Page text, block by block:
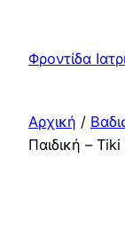
περιεχόμενο
Φροντίδα
Αρχική /
Παιδική –